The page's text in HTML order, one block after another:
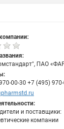
ПАО
00-30 +7 (495)
и поставщики:
компании